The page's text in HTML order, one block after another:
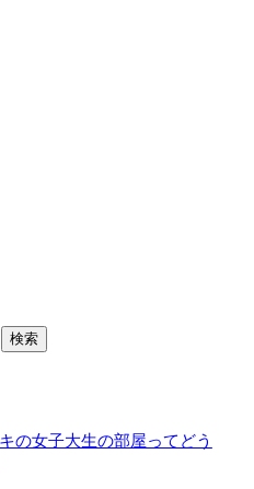
の女子大生の部屋ってどう